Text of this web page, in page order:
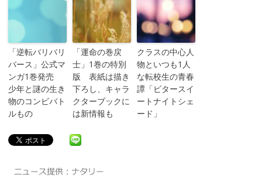
「逆転バリバリ
バース」公式マ
ンガ1巻発売
少年と謎の生き
物のコンビバト
ルもの
「運命の巻戻
士」1巻の特別
版 表紙は描き
下ろし、キャラ
クターブックに
は新情報も
クラスの中心人
物といつも1人
な転校生の青春
譚「ビタースイ
ートナイトシェ
ード」